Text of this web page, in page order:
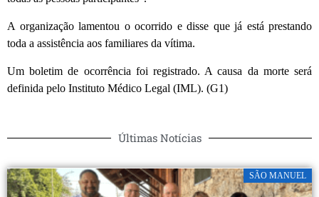
A organização lamentou o ocorrido e disse que já está prestando
toda a assistência aos familiares da vítima.
Um boletim de ocorrência foi registrado. A causa da morte será
definida pelo Instituto Médico Legal (IML). (G1)
Últimas Notícias
SÃO MANUEL